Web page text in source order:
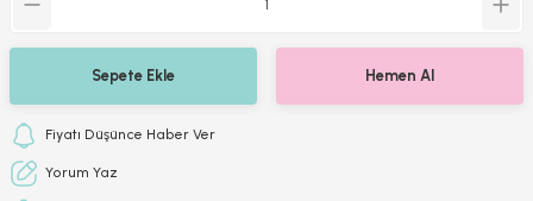
Sepete Ekle Hemen Al
Fiyatı Düşünce Haber Ver
Yorum Yaz